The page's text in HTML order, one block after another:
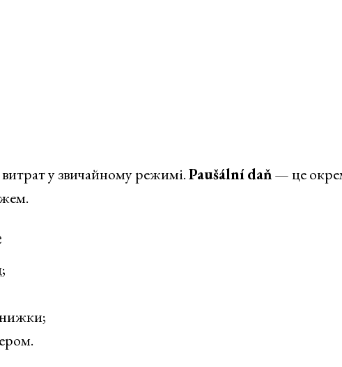
у звичайному режимі.Paušální daň— це